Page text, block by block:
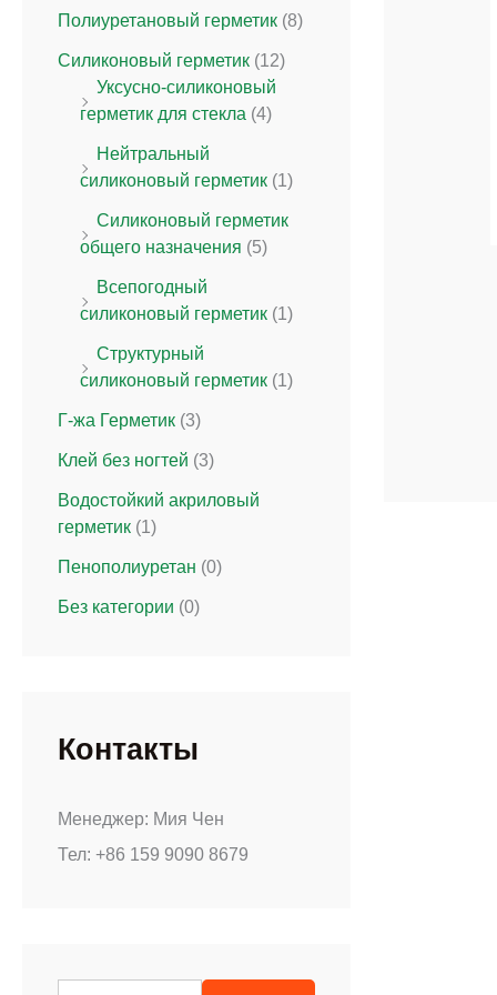
Полиуретановый герметик (8)
Силиконовый герметик (12)
Уксусно-силиконовый
герметик для стекла (4)
Нейтральный
силиконовый герметик (1)
Силиконовый герметик
общего назначения (5)
Всепогодный
силиконовый герметик (1)
Структурный
силиконовый герметик (1)
Г-жа Герметик (3)
Клей без ногтей (3)
Водостойкий акриловый
герметик (1)
Пенополиуретан (0)
Без категории (0)
Контакты
Менеджер: Мия Чен
Тел: +86 159 9090 8679